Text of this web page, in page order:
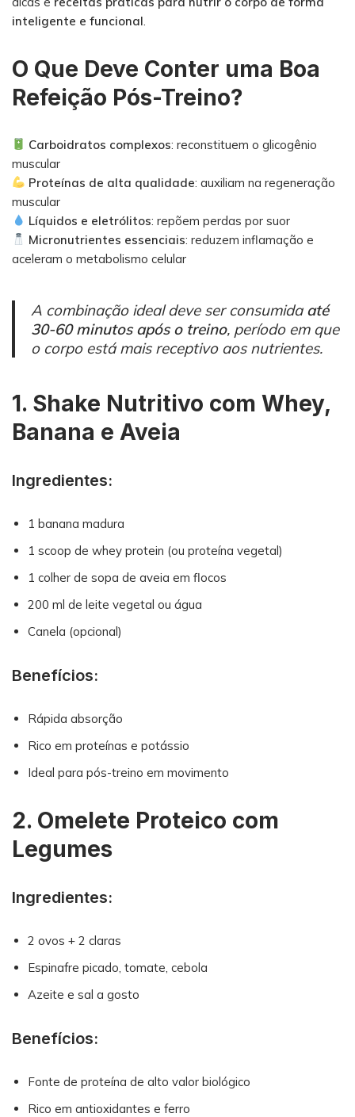
inteligente e funcional
O Que Deve Conter uma Boa
Refeição Pós-Treino?
Carboidratos complexos: reconstituem o glicogênio
muscular
Proteínas de alta qualidade: auxiliam na regeneração
muscular
Líquidos e eletrólitos: repõem perdas por suor
Micronutrientes essenciais: reduzem inflamação e
aceleram o metabolismo celular
A combinação ideal deve ser consumida até
30-60 minutos após o treino, período em que
o corpo está mais receptivo aos nutrientes.
1. Shake Nutritivo com Whey,
Banana e Aveia
Ingredientes:
1 banana madura
1 scoop de whey protein (ou proteína vegetal)
1 colher de sopa de aveia em flocos
200 ml de leite vegetal ou água
Canela (opcional)
Benefícios:
Rápida absorção
Rico em proteínas e potássio
Ideal para pós-treino em movimento
2. Omelete Proteico com
Legumes
Ingredientes:
2 ovos + 2 claras
Espinafre picado, tomate, cebola
Azeite e sal a gosto
Benefícios:
Fonte de proteína de alto valor biológico
Rico em antioxidantes e ferro